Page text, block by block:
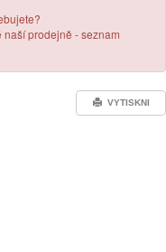
prodejně - seznam
VYTISKNI